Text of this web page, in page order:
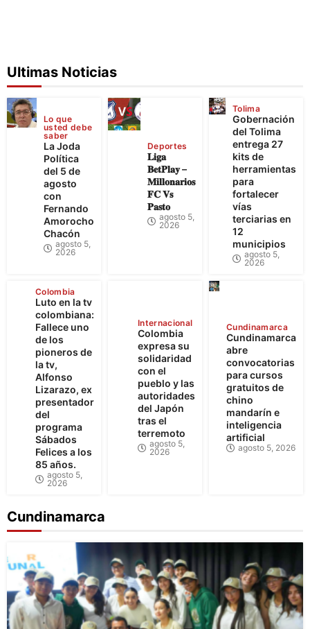
Ultimas Noticias
Lo que
usted debe
saber
La Joda
Política
del 5 de
agosto
con
Fernando
Amorocho
Chacón
agosto 5,
2026
Deportes
𝐋𝐢𝐠𝐚
𝐁𝐞𝐭𝐏𝐥𝐚𝐲 –
𝐌𝐢𝐥𝐥𝐨𝐧𝐚𝐫𝐢𝐨𝐬
𝐅𝐂 𝐕𝐬
𝐏𝐚𝐬𝐭𝐨
agosto 5,
2026
Tolima
Gobernación
del Tolima
entrega 27
kits de
herramientas
para
fortalecer
vías
terciarias en
12
municipios
agosto 5,
2026
Colombia
Luto en la tv
colombiana:
Fallece uno
de los
pioneros de
la tv,
Alfonso
Lizarazo, ex
presentador
del
programa
Sábados
Felices a los
85 años.
agosto 5,
2026
Internacional
Colombia
expresa su
solidaridad
con el
pueblo y las
autoridades
del Japón
tras el
terremoto
agosto 5,
2026
Cundinamarca
Cundinamarca
abre
convocatorias
para cursos
gratuitos de
chino
mandarín e
inteligencia
artificial
agosto 5, 2026
Cundinamarca